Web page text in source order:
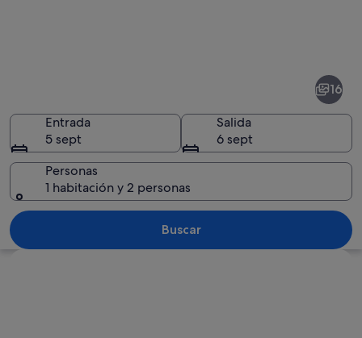
Una playa con agua turquesa
16
Entrada
5 sept
Salida
6 sept
Personas
1 habitación y 2 personas
Buscar